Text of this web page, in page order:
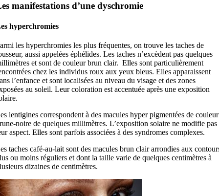
manifestations d’une dyschromie
hyperchromies
les hyperchromies les plus fréquentes, on trouve les taches de
aussi appelées éphélides. Les taches n’excèdent pas quelques
et sont de couleur brun clair. Elles sont particulièrement
chez les individus roux aux yeux bleus. Elles apparaissent
l’enfance et sont localisées au niveau du visage et des zones
au soleil. Leur coloration est accentuée après une exposition
lentigines correspondent à des macules hyper pigmentées de couleur
noire de quelques millimètres. L’exposition solaire ne modifie pas
aspect. Elles sont parfois associées à des syndromes complexes.
taches café-au-lait sont des macules brun clair arrondies aux
ou moins réguliers et dont la taille varie de quelques centimètres à
dizaines de centimètres.